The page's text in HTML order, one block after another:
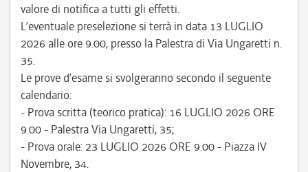
valore di notifica a tutti gli effetti.
L’eventuale preselezione si terrà in data 13 LUGLIO
2026 alle ore 9.00, presso la Palestra di Via Ungaretti n.
35.
Le prove d’esame si svolgeranno secondo il seguente
calendario:
- Prova scritta (teorico pratica): 16 LUGLIO 2026 ORE
9.00 - Palestra Via Ungaretti, 35;
- Prova orale: 23 LUGLIO 2026 ORE 9.00 - Piazza IV
Novembre, 34.